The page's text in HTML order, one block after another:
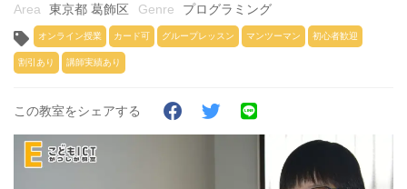
東京都 葛飾区
プログラミング
オンライン授業 カード可 グループレッスン マンツーマン 初心者歓迎
割引あり 講師実績あり
この教室をシェアする